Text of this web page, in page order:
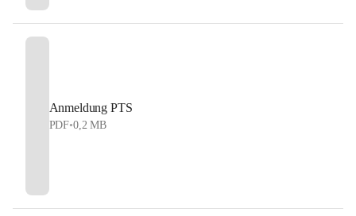
Anmeldung PTS
PDF•0,2 MB